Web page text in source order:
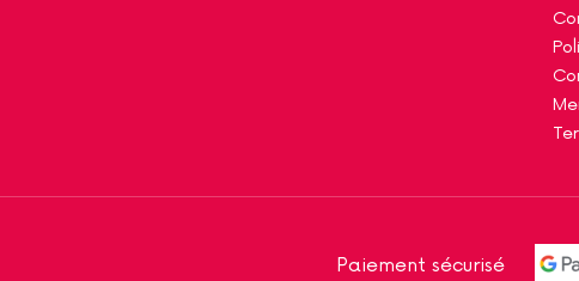
Paiement sécurisé